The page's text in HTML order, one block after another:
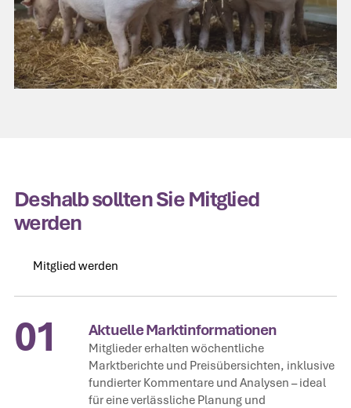
Deshalb sollten Sie Mitglied
werden
Mitglied werden
01 Aktuelle Marktinformationen
Mitglieder erhalten wöchentliche
Marktberichte und Preisübersichten, inklusive
fundierter Kommentare und Analysen – ideal
für eine verlässliche Planung und